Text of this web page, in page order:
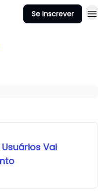
Se Inscrever
Vai